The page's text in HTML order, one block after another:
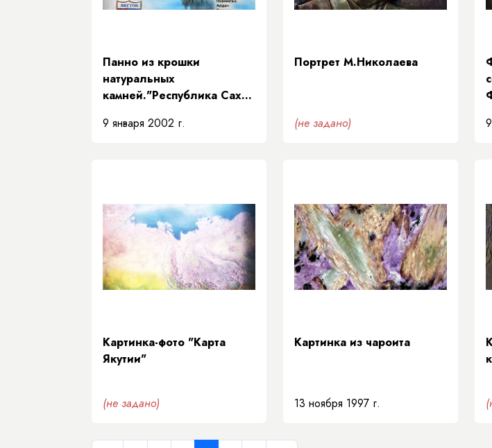
Панно из крошки
натуральных
камней."Республика Саха
9 января 2002 г.
Портрет М.Николаева
(не задано)
Картинка-фото "Карта
Якутии"
(не задано)
Картинка из чароита
13 ноября 1997 г.